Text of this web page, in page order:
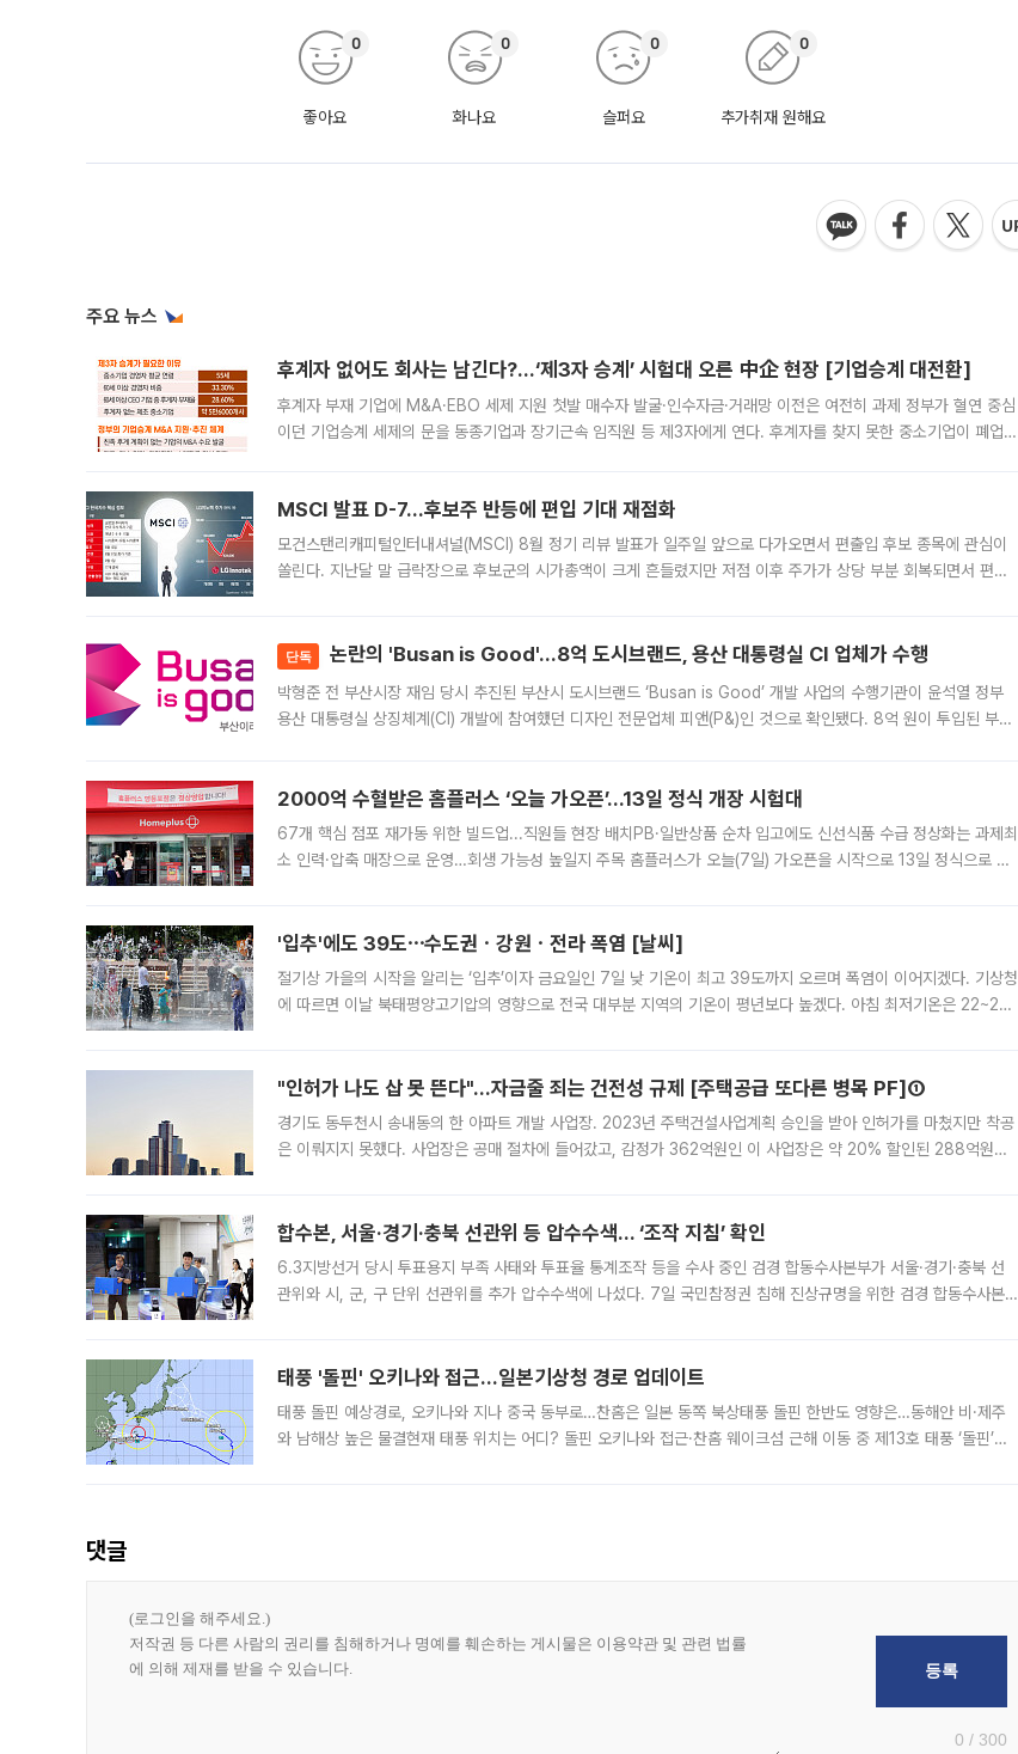
좋아요
0
화나요
0
슬퍼요
0
추가취재 원해요
0
주요 뉴스
후계자 없어도 회사는 남긴다?…‘제3자 승계’ 시험대 오른 中企 현장 [기업승계 대전환]
후계자 부재 기업에 M&A·EBO 세제 지원 첫발 매수자 발굴·인수자금·거래망 이전은 여전히 과제 정부가 혈연 중심
이던 기업승계 세제의 문을 동종기업과 장기근속 임직원 등 제3자에게 연다. 후계자를 찾지 못한 중소기업이 폐업
MSCI 발표 D-7…후보주 반등에 편입 기대 재점화
모건스탠리캐피털인터내셔널(MSCI) 8월 정기 리뷰 발표가 일주일 앞으로 다가오면서 편출입 후보 종목에 관심이
쏠린다. 지난달 말 급락장으로 후보군의 시가총액이 크게 흔들렸지만 저점 이후 주가가 상당 부분 회복되면서 편입
단독 논란의 'Busan is Good'…8억 도시브랜드, 용산 대통령실 CI 업체가 수행
박형준 전 부산시장 재임 당시 추진된 부산시 도시브랜드 ‘Busan is Good’ 개발 사업의 수행기관이 윤석열 정부
용산 대통령실 상징체계(CI) 개발에 참여했던 디자인 전문업체 피앤(P&)인 것으로 확인됐다. 8억 원이 투입된 부산
2000억 수혈받은 홈플러스 ‘오늘 가오픈’...13일 정식 개장 시험대
67개 핵심 점포 재가동 위한 빌드업...직원들 현장 배치PB·일반상품 순차 입고에도 신선식품 수급 정상화는 과제최
소 인력·압축 매장으로 운영…회생 가능성 높일지 주목 홈플러스가 오늘(7일) 가오픈을 시작으로 13일 정식으로 재
'입추'에도 39도⋯수도권ㆍ강원ㆍ전라 폭염 [날씨]
절기상 가을의 시작을 알리는 ‘입추’이자 금요일인 7일 낮 기온이 최고 39도까지 오르며 폭염이 이어지겠다. 기상청
에 따르면 이날 북태평양고기압의 영향으로 전국 대부분 지역의 기온이 평년보다 높겠다. 아침 최저기온은 22~27
"인허가 나도 삽 못 뜬다"…자금줄 죄는 건전성 규제 [주택공급 또다른 병목 PF]①
경기도 동두천시 송내동의 한 아파트 개발 사업장. 2023년 주택건설사업계획 승인을 받아 인허가를 마쳤지만 착공
은 이뤄지지 못했다. 사업장은 공매 절차에 들어갔고, 감정가 362억원인 이 사업장은 약 20% 할인된 288억원에
합수본, 서울·경기·충북 선관위 등 압수수색… ‘조작 지침’ 확인
6.3지방선거 당시 투표용지 부족 사태와 투표율 통계조작 등을 수사 중인 검경 합동수사본부가 서울·경기·충북 선
관위와 시, 군, 구 단위 선관위를 추가 압수수색에 나섰다. 7일 국민참정권 침해 진상규명을 위한 검경 합동수사본
태풍 '돌핀' 오키나와 접근…일본기상청 경로 업데이트
태풍 돌핀 예상경로, 오키나와 지나 중국 동부로…찬홈은 일본 동쪽 북상태풍 돌핀 한반도 영향은…동해안 비·제주
와 남해상 높은 물결현재 태풍 위치는 어디? 돌핀 오키나와 접근·찬홈 웨이크섬 근해 이동 중 제13호 태풍 ‘돌핀’이
댓글
0 / 300